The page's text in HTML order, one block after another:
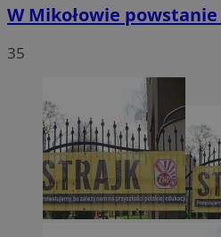
W Mikołowie
35